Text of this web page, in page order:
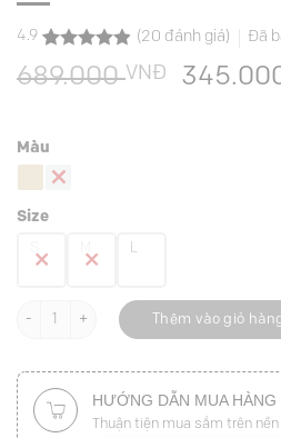
4.9
4.9
trên 5
dựa trên
20
(20 đánh giá) Đã
689.000VNĐ
Giá
Màu
Size
L
Áo kiểu CT vai liền tay số lượng
Thêm vào giỏ
HƯỚNG DẪN MUA HÀNG
Thuận tiện mua sắm trên